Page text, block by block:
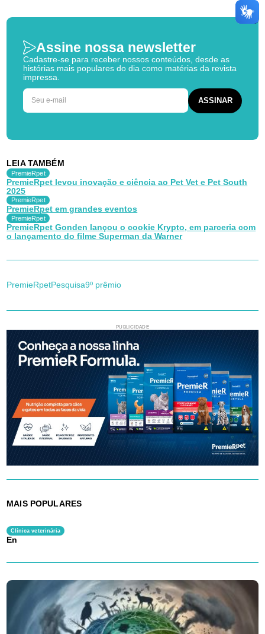
Assine nossa newsletter
Cadastre-se para receber nossos conteúdos, desde as
histórias mais populares do dia como matérias da revista
impressa.
LEIA TAMBÉM
PremieRpet
PremieRpet levou inovação e ciência ao Pet Vet e Pet South
2025
PremieRpet
PremieRpet em grandes eventos
PremieRpet
PremieRpet Gonden lançou o cookie Krypto, em parceria com
o lançamento do filme Superman da Warner
PremieRpetPesquisa9º prêmio
PUBLICIDADE
MAIS POPULARES
Clínica veterinária
En